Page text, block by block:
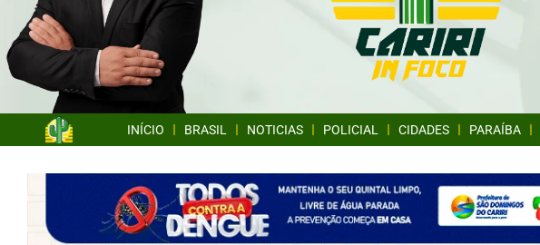
INÍCIO BRASIL NOTICIAS POLICIAL CIDADES PARAÍBA